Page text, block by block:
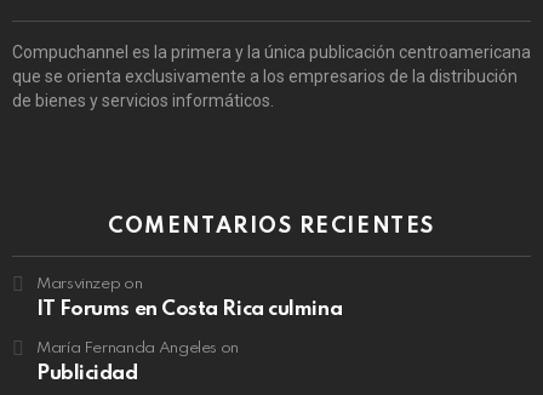
Compuchannel es la primera y la única publicación centroamericana
que se orienta exclusivamente a los empresarios de la distribución
de bienes y servicios informáticos.
COMENTARIOS RECIENTES
Marsvinzep on
IT Forums en Costa Rica culmina
María Fernanda Angeles on
Publicidad